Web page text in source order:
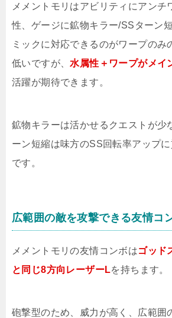
メメントモリはアビリティにアンチ
性、ゲージに鉱物キラー/SSターン
ミックに対応できるのがワープのみ
低いですが、 水属性＋ワープがメイ
活躍が期待できます。
鉱物キラーは活かせるクエストが少
ーン短縮は味方のSS回転率アップ
です。
広範囲の敵を攻撃できる友情コ
メメントモリの友情コンボはゴッド
と同じ8方向レーザーLを持ちます。
砲撃型のため、威力が高く、広範囲